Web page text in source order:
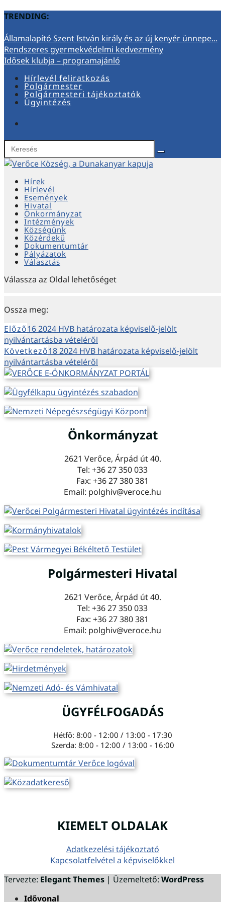
TRENDING:
Államalapító Szent István király és az új kenyér ünnepe...
Rendszeres gyermekvédelmi kedvezmény
Idősek klubja – programajánló
Hírlevél feliratkozás
Polgármester
Polgármesteri tájékoztatók
Ügyintézés
Hírek
Hírlevél
Események
Hivatal
Önkormányzat
Intézmények
Községünk
Közérdekű
Dokumentumtár
Pályázatok
Választás
Válassza az Oldal lehetőséget
Ossza meg:
Előző16 2024 HVB határozata képviselő-jelölt
nyilvántartásba vételéről
Következő18 2024 HVB határozata képviselő-jelölt
nyilvántartásba vételéről
Önkormányzat
2621 Verőce, Árpád út 40.
Tel: +36 27 350 033
Fax: +36 27 380 381
Email: polghiv@veroce.hu
Polgármesteri Hivatal
2621 Verőce, Árpád út 40.
Tel: +36 27 350 033
Fax: +36 27 380 381
Email: polghiv@veroce.hu
ÜGYFÉLFOGADÁS
Hétfő: 8:00 - 12:00 / 13:00 - 17:30
Szerda: 8:00 - 12:00 / 13:00 - 16:00
KIEMELT OLDALAK
Adatkezelési tájékoztató
Kapcsolatfelvétel a képviselőkkel
Tervezte: Elegant Themes | Üzemeltető: WordPress
Idővonal